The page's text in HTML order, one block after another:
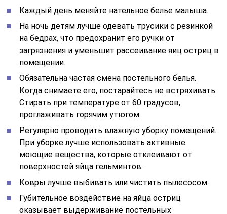
Каждый день меняйте нательное белье малыша.
На ночь детям лучше одевать трусики с резинкой
на бедрах, что предохранит его ручки от
загрязнения и уменьшит рассеивание яиц остриц в
помещении.
Обязательна частая смена постельного белья.
Когда снимаете его, постарайтесь не встряхивать.
Стирать при температуре от 60 градусов,
проглаживать горячим утюгом.
Регулярно проводить влажную уборку помещений.
При уборке лучше использовать активные
моющие вещества, которые отклеивают от
поверхностей яйца гельминтов.
Ковры лучше выбивать или чистить пылесосом.
Губительное воздействие на яйца остриц
оказывает выдерживание постельных